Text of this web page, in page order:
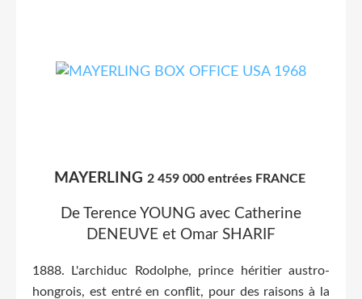
MAYERLING 2 459 000 entrées FRANCE
De Terence YOUNG avec Catherine
DENEUVE et Omar SHARIF
1888. L'archiduc Rodolphe, prince héritier austro-
hongrois, est entré en conflit, pour des raisons à la